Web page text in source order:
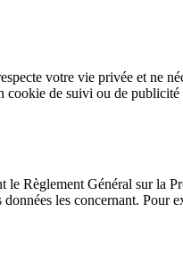
votre vie privée et ne
de suivi ou de
Règlement Général sur
les concernant.